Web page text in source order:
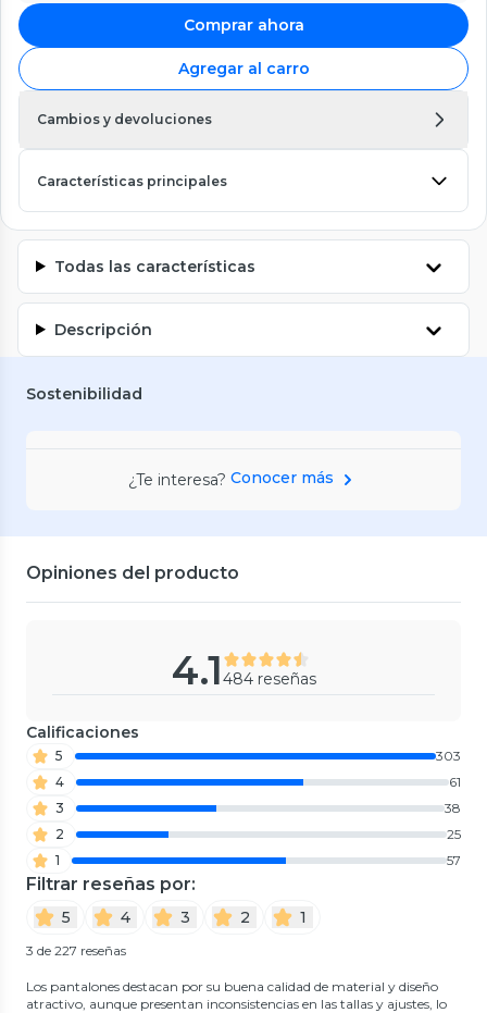
Comprar ahora
Agregar al carro
Cambios y devoluciones
Características principales
Todas las características
Descripción
Sostenibilidad
¿Te interesa? Conocer más
Opiniones del producto
4.1484 reseñas
Calificaciones
5
303
4
61
3
38
2
25
1
57
Filtrar reseñas por:
5 4 3 2 1
3 de 227 reseñas
Los pantalones destacan por su buena calidad de material y diseño
atractivo, aunque presentan inconsistencias en las tallas y ajustes, lo